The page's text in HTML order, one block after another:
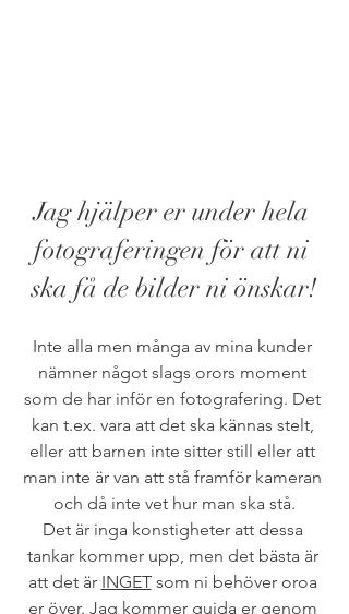
Jag hjälper er under hela
fotograferingen för att ni
ska få de bilder ni önskar!
Inte alla men många av mina kunder
nämner något slags orors moment
som de har inför en fotografering. Det
kan t.ex. vara att det ska kännas stelt,
eller att barnen inte sitter still eller att
man inte är van att stå framför kameran
och då inte vet hur man ska stå.
Det är inga konstigheter att dessa
tankar kommer upp, men det bästa är
att det är INGET som ni behöver oroa
er över. Jag kommer guida er genom